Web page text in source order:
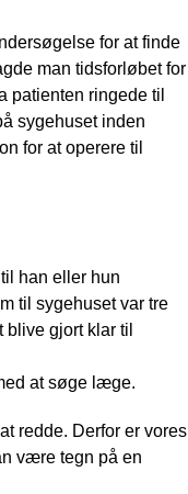
for at finde
man tidsforløbet for
patienten ringede til
sygehuset inden
for at operere til
han eller hun
til sygehuset var tre
gjort klar til
at søge læge.
redde. Derfor er vores
være tegn på en